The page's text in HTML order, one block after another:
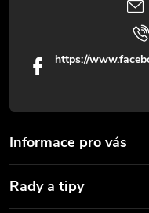
Informace pro vás
Rady a tipy
https://